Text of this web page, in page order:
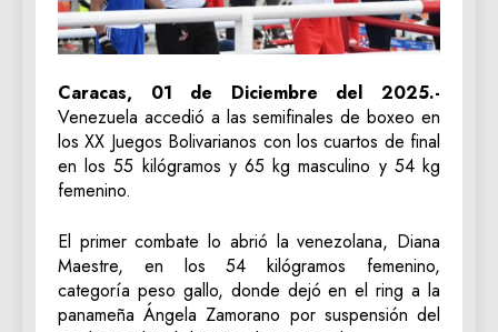
Caracas, 01 de Diciembre del 2025.-
Venezuela accedió a las semifinales de boxeo en
los XX Juegos Bolivarianos con los cuartos de final
en los 55 kilógramos y 65 kg masculino y 54 kg
femenino.
El primer combate lo abrió la venezolana, Diana
Maestre, en los 54 kilógramos femenino,
categoría peso gallo, donde dejó en el ring a la
panameña Ángela Zamorano por suspensión del